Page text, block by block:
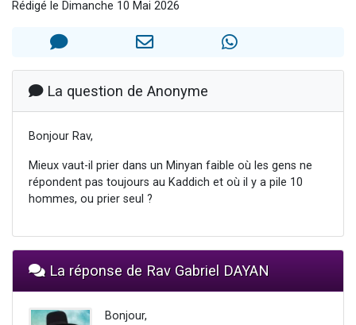
Il reste 49 places pour étudier en groupe sur Zoom
Eva vient de donner son Maasser
Rédigé le Dimanche 10 Mai 2026
La question de Anonyme
Bonjour Rav,
Mieux vaut-il prier dans un Minyan faible où les gens ne
répondent pas toujours au Kaddich et où il y a pile 10
hommes, ou prier seul ?
La réponse de Rav Gabriel DAYAN
Bonjour,